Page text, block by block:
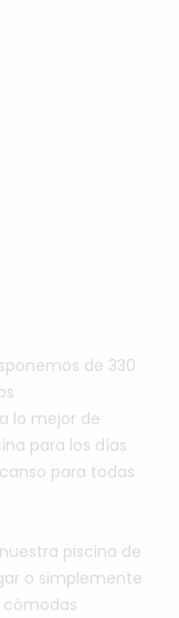
de 330
lo mejor de
para los días
para todas
nuestra piscina de
o simplemente
cómodas